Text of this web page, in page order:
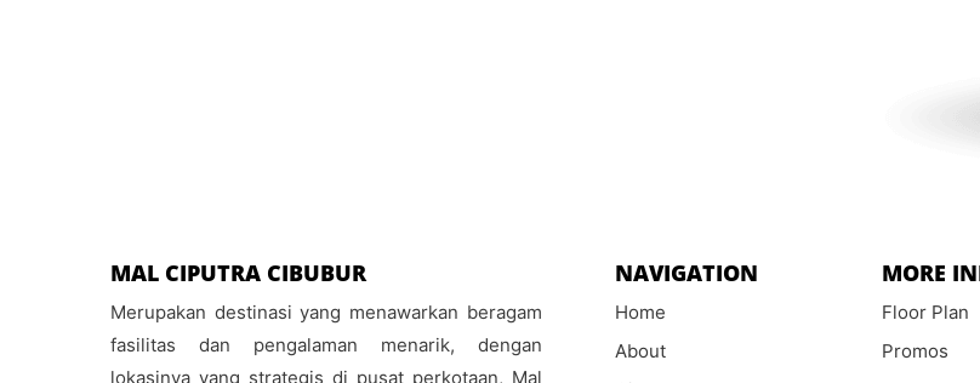
MAL CIPUTRA CIBUBUR
Merupakan destinasi yang menawarkan beragam
fasilitas dan pengalaman menarik, dengan
lokasinya yang strategis di pusat perkotaan, Mal
NAVIGATION
Home
About
MORE
Floor Plan
Promos